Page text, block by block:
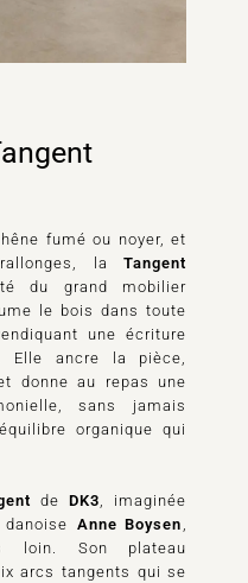
fumé ou noyer, et
rallonges, laTangent
du grand mobilier
le bois dans toute
une écriture
Elle ancre la pièce,
donne au repas une
sans jamais
organique qui
deDK3, imaginée
Anne Boysen ,
loin. Son plateau
arcs tangents qui se